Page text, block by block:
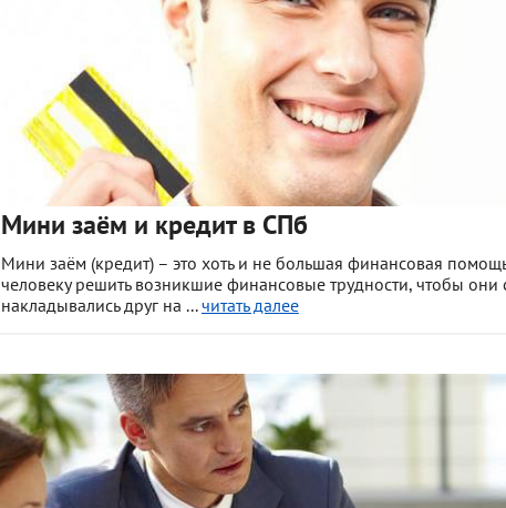
Мини заём и кредит в СПб
Мини заём (кредит) – это хоть и не большая финансовая
человеку решить возникшие финансовые трудности, чтобы
накладывались друг на ...читать далее